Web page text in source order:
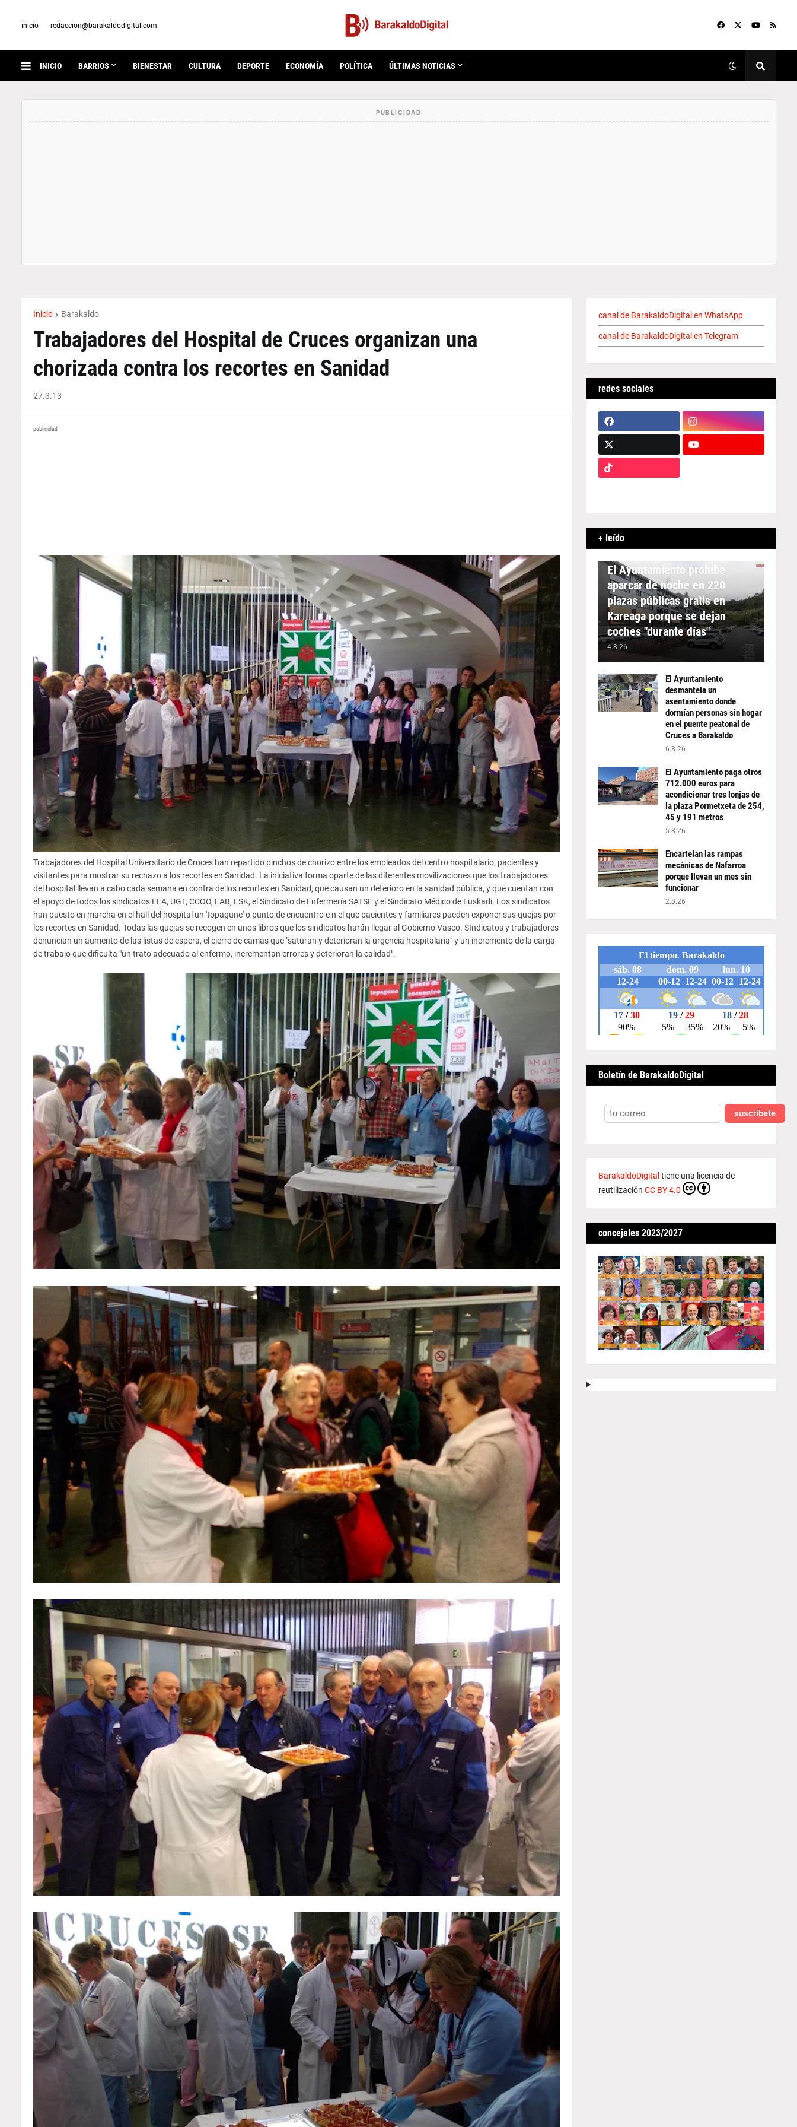
inicio redaccion@barakaldodigital.com
INICIO BARRIOS BIENESTAR CULTURA DEPORTE ECONOMÍA POLÍTICA ÚLTIMAS NOTICIAS
Inicio Barakaldo
Trabajadores del Hospital de Cruces organizan una
chorizada contra los recortes en Sanidad
27.3.13
publicidad
Trabajadores del Hospital Universitario de Cruces han repartido pinchos de chorizo entre los empleados del centro hospitalario, pacientes y
visitantes para mostrar su rechazo a los recortes en Sanidad. La iniciativa forma oparte de las diferentes movilizaciones que los trabajadores
del hospital llevan a cabo cada semana en contra de los recortes en Sanidad, que causan un deterioro en la sanidad pública, y que cuentan con
el apoyo de todos los sindicatos ELA, UGT, CCOO, LAB, ESK, el Sindicato de Enfermería SATSE y el Sindicato Médico de Euskadi. Los sindicatos
han puesto en marcha en el hall del hospital un 'topagune' o punto de encuentro e n el que pacientes y familiares pueden exponer sus quejas por
los recortes en Sanidad. Todas las quejas se recogen en unos libros que los sindicatos harán llegar al Gobierno Vasco. SIndicatos y trabajadores
denuncian un aumento de las listas de espera, el cierre de camas que "saturan y deterioran la urgencia hospitalaria" y un incremento de la carga
de trabajo que dificulta "un trato adecuado al enfermo, incrementan errores y deterioran la calidad".
canal de BarakaldoDigital en WhatsApp
canal de BarakaldoDigital en Telegram
redes sociales
+ leído
APARCAMIENTO
El Ayuntamiento prohíbe
aparcar de noche en 220
plazas públicas gratis en
Kareaga porque se dejan
coches "durante días"
4.8.26
El Ayuntamiento
desmantela un
asentamiento donde
dormían personas sin hogar
en el puente peatonal de
Cruces a Barakaldo
6.8.26
El Ayuntamiento paga otros
712.000 euros para
acondicionar tres lonjas de
la plaza Pormetxeta de 254,
45 y 191 metros
5.8.26
Encartelan las rampas
mecánicas de Nafarroa
porque llevan un mes sin
funcionar
2.8.26
Boletín de BarakaldoDigital
suscríbete
BarakaldoDigital tiene una licencia de
reutilización CC BY 4.0
concejales 2023/2027